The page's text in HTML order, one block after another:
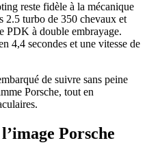
reste fidèle à la mécanique
2.5 turbo de 350 chevaux et
PDK à double embrayage.
4,4 secondes et une vitesse de
de suivre sans peine
Porsche, tout en
Porsche